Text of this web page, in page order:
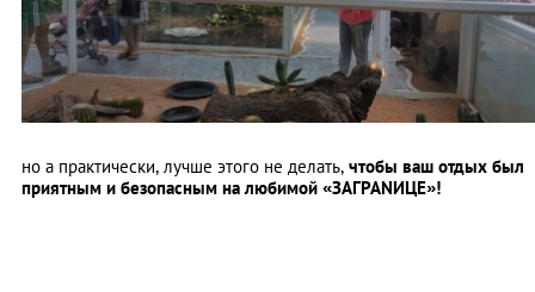
но а практически, лучше этого не делать, чтобы ваш отдых был
приятным и безопасным на любимой «ЗАГРАNИЦЕ»!